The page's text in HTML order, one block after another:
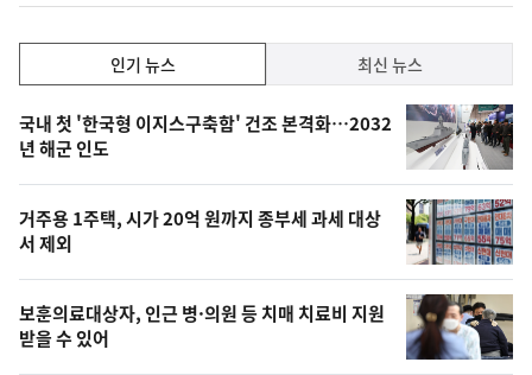
기,
최
신,
오
늘
의
영
상
인기 뉴스 최신 뉴스
인
기
뉴
스
국내 첫 '한국형 이지스구축함' 건조 본격화…2032
년 해군 인도
거주용 1주택, 시가 20억 원까지 종부세 과세 대상
서 제외
보훈의료대상자, 인근 병·의원 등 치매 치료비 지원
받을 수 있어